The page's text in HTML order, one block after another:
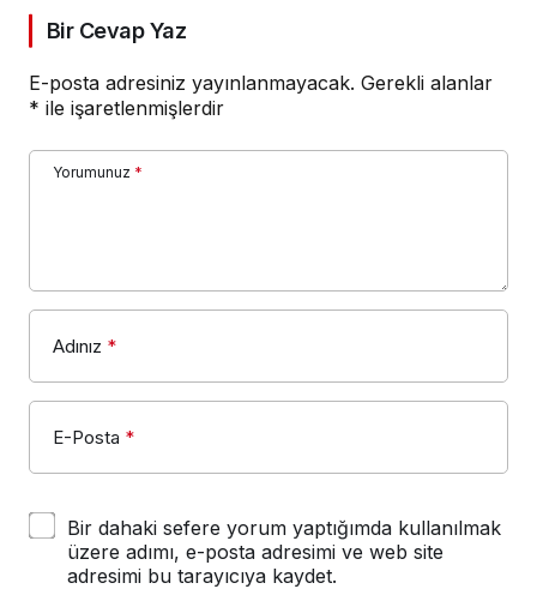
Bir Cevap Yaz
E-posta adresiniz yayınlanmayacak. Gerekli alanlar
* ile işaretlenmişlerdir
Yorumunuz *
Adınız *
E-Posta *
Bir dahaki sefere yorum yaptığımda kullanılmak
üzere adımı, e-posta adresimi ve web site
adresimi bu tarayıcıya kaydet.